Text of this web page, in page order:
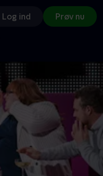
Log ind Prøv nu